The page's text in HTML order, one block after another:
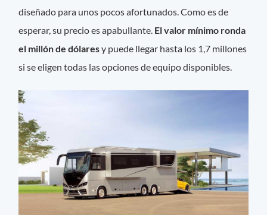
diseñado para unos pocos afortunados. Como es de
esperar, su precio es apabullante. El valor mínimo ronda
el millón de dólaresy puede llegar hasta los 1,7 millones
si se eligen todas las opciones de equipo disponibles.